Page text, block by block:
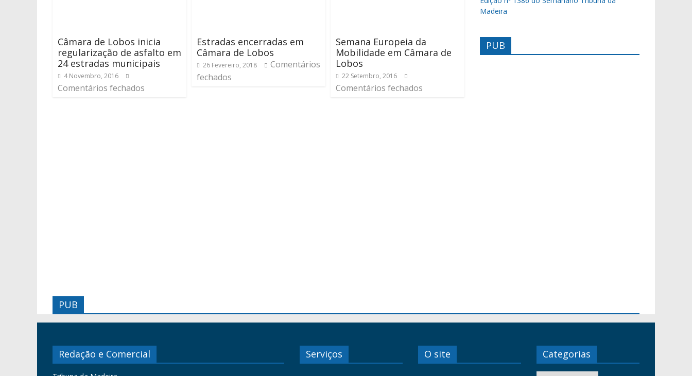
Câmara de Lobos inicia
regularização de asfalto em
24 estradas municipais
4 Novembro, 2016
Comentários fechados
Estradas encerradas em
Câmara de Lobos
26 Fevereiro, 2018
Comentários
fechados
Semana Europeia da
Mobilidade em Câmara de
Lobos
22 Setembro, 2016
Comentários fechados
Madeira
PUB
PUB
Redação e Comercial Serviços O site Categorias